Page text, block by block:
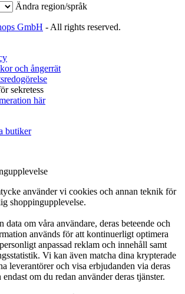
Ändra region/språk
GmbH - All rights reserved.
och ångerrät
sekretess
här
butiker
använder vi cookies och annan teknik för
shoppingupplevelse.
data om våra användare, deras beteende och
används för att kontinuerligt optimera
anpassad reklam och innehåll samt
Vi kan även matcha dina krypterade
leverantörer och visa erbjudanden via deras
om du redan använder deras tjänster.